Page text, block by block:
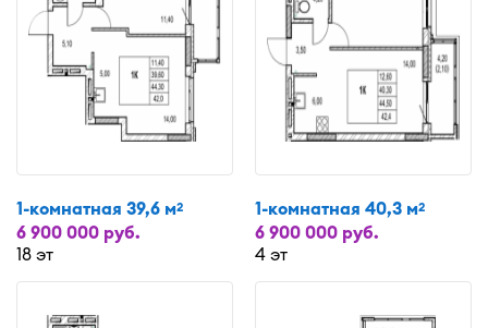
1-комнатная 39,6 м2
6 900 000 руб.
18 эт
1-комнатная 40,3 м2
6 900 000 руб.
4 эт